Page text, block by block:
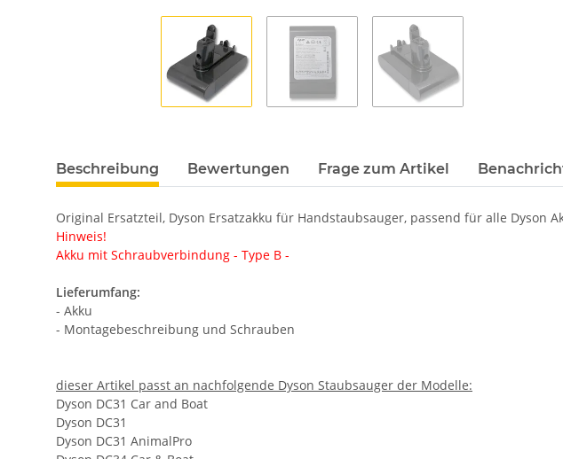
Beschreibung Bewertungen Frage zum Artikel
Original Ersatzteil, Dyson Ersatzakku für Handstaubsauger, passend für alle Dyson
Hinweis!
Akku mit Schraubverbindung - Type B -
Lieferumfang:
- Akku
- Montagebeschreibung und Schrauben
dieser Artikel passt an nachfolgende Dyson Staubsauger der Modelle:
Dyson DC31 Car and Boat
Dyson DC31
Dyson DC31 AnimalPro